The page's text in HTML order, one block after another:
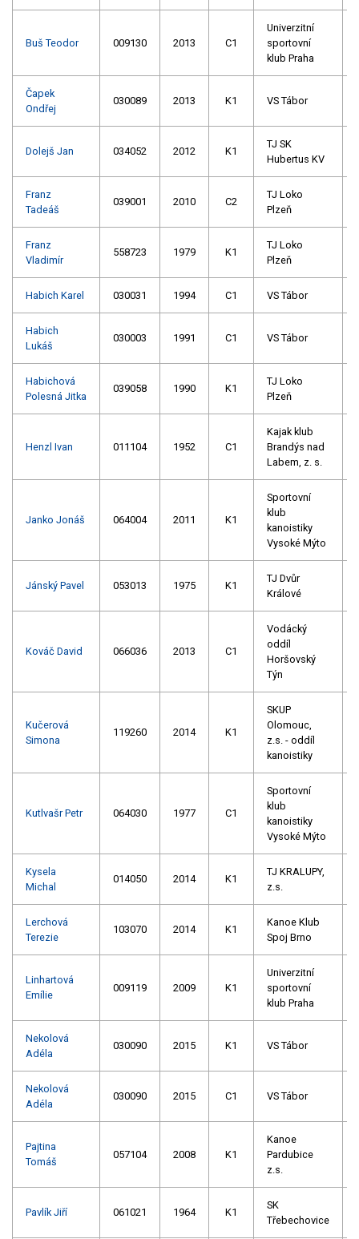
Buš Teodor 009130 2013 C1
Univerzitní
sportovní
klub Praha
Čapek
Ondřej
030089 2013 K1 VS Tábor
Dolejš Jan 034052 2012 K1
TJ SK
Hubertus KV
Franz
Tadeáš
039001 2010 C2
TJ Loko
Plzeň
Franz
Vladimír
558723 1979 K1
TJ Loko
Plzeň
Habich Karel 030031 1994 C1 VS Tábor
Habich
Lukáš
030003 1991 C1 VS Tábor
Habichová
Polesná Jitka
039058 1990 K1
TJ Loko
Plzeň
Henzl Ivan 011104 1952 C1
Kajak klub
Brandýs nad
Labem, z. s.
Janko Jonáš 064004 2011 K1
Sportovní
klub
kanoistiky
Vysoké Mýto
Jánský Pavel 053013 1975 K1
TJ Dvůr
Králové
Kováč David 066036 2013 C1
Vodácký
oddíl
Horšovský
Týn
Kučerová
Simona
119260 2014 K1
SKUP
Olomouc,
z.s. - oddíl
kanoistiky
Kutlvašr Petr 064030 1977 C1
Sportovní
klub
kanoistiky
Vysoké Mýto
Kysela
Michal
014050 2014 K1
TJ KRALUPY,
z.s.
Lerchová
Terezie
103070 2014 K1
Kanoe Klub
Spoj Brno
Linhartová
Emílie
009119 2009 K1
Univerzitní
sportovní
klub Praha
Nekolová
Adéla
030090 2015 K1 VS Tábor
Nekolová
Adéla
030090 2015 C1 VS Tábor
Pajtina
Tomáš
057104 2008 K1
Kanoe
Pardubice
z.s.
Pavlík Jiří 061021 1964 K1
SK
Třebechovice